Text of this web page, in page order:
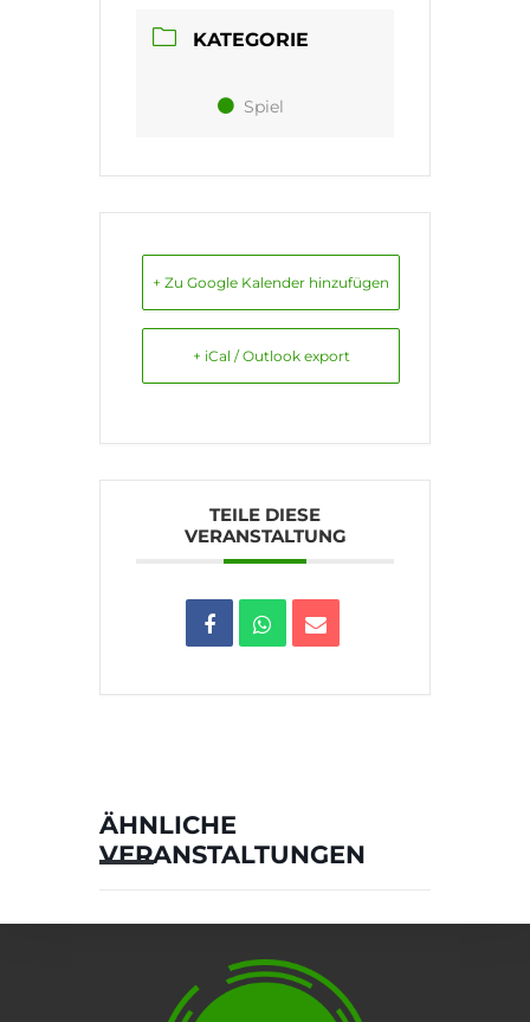
KATEGORIE
Spiel
+ Zu Google Kalender hinzufügen
+ iCal / Outlook export
TEILE DIESE
VERANSTALTUNG
ÄHNLICHE
VERANSTALTUNGEN